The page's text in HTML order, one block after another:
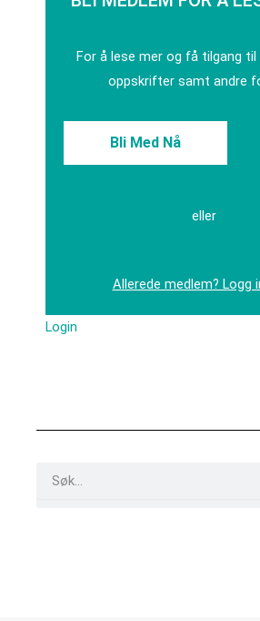
For å lese mer og få tilgang til
oppskrifter samt andre
Bli Med Nå
eller
Allerede medlem? Logg
Login